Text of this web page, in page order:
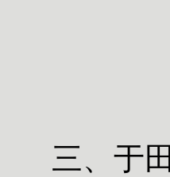
三、于田